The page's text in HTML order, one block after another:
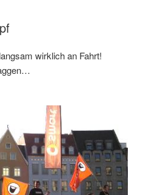
wirklich an Fahrt!